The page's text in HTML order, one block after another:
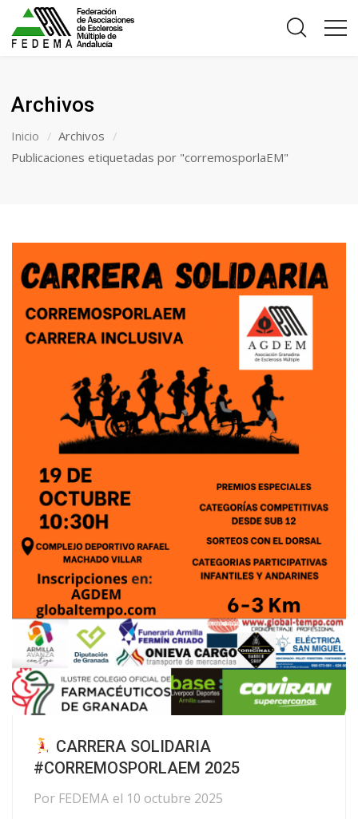
Archivos
Inicio
Archivos
Publicaciones etiquetadas por "corremosporlaEM"
CARRERA SOLIDARIA
#CORREMOSPORLAEM 2025
Por FEDEMA el 10 octubre 2025